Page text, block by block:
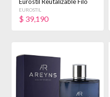
Doble
EUROSTIL
$ 39,190